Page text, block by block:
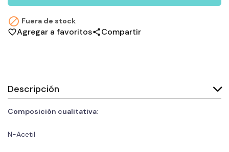
 Fuera de stock
favorite_borderAgregar a favoritosshareCompartir
Descripción
Composición cualitativa:
N-Acetil